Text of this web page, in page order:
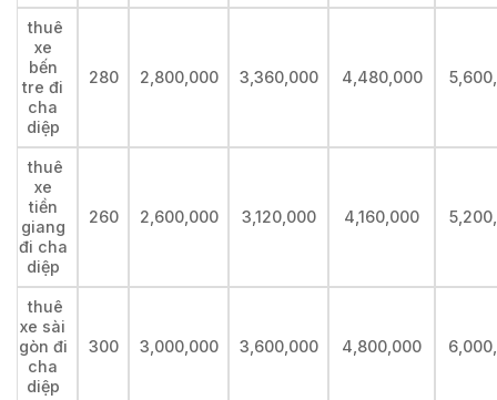
thuê
xe
bến
tre đi
cha
diệp
280 2,800,000 3,360,000 4,480,000
thuê
xe
tiền
giang
đi cha
diệp
260 2,600,000 3,120,000 4,160,000
thuê
xe sài
gòn đi
cha
diệp
300 3,000,000 3,600,000 4,800,000